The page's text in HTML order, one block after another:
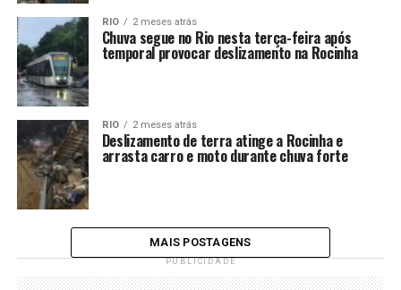
RIO 2 meses atrás
Chuva segue no Rio nesta terça-feira após
temporal provocar deslizamento na Rocinha
RIO 2 meses atrás
Deslizamento de terra atinge a Rocinha e
arrasta carro e moto durante chuva forte
MAIS POSTAGENS
PUBLICIDADE